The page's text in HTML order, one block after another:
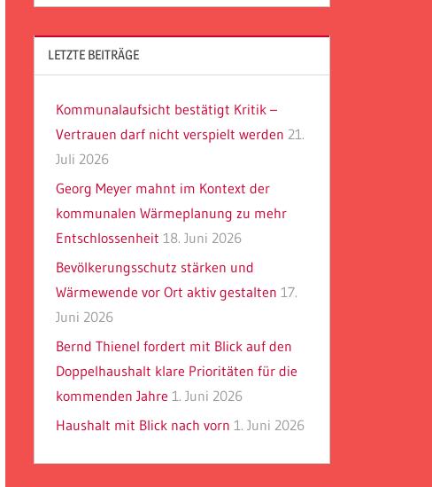
LETZTE BEITRÄGE
Kommunalaufsicht bestätigt Kritik –
Vertrauen darf nicht verspielt werden 21.
Juli 2026
Georg Meyer mahnt im Kontext der
kommunalen Wärmeplanung zu mehr
Entschlossenheit 18. Juni 2026
Bevölkerungsschutz stärken und
Wärmewende vor Ort aktiv gestalten 17.
Juni 2026
Bernd Thienel fordert mit Blick auf den
Doppelhaushalt klare Prioritäten für die
kommenden Jahre 1. Juni 2026
Haushalt mit Blick nach vorn 1. Juni 2026